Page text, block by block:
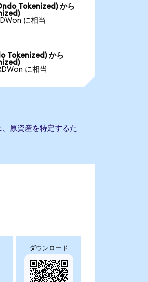
Tokenized) から
に相当
Tokenized) から
に相当
原資産を特定するた
ダウンロード